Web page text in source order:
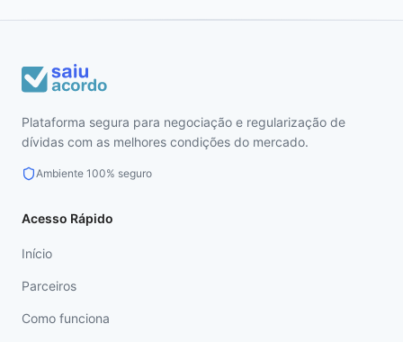
Plataforma segura para negociação e regularização de
dívidas com as melhores condições do mercado.
Ambiente 100% seguro
Acesso Rápido
Início
Parceiros
Como funciona